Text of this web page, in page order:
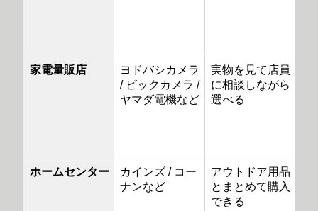
家電量販店
ヨドバシカメラ
/ ビックカメラ /
ヤマダ電機など
実物を見て店員
に相談しながら
選べる
ホームセンター
カインズ / コー
ナンなど
アウトドア用品
とまとめて購入
できる